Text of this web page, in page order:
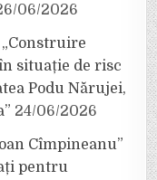
06/2026
situație de risc
Podu Nărujei,
24/06/2026
Cîmpineanu”
pentru